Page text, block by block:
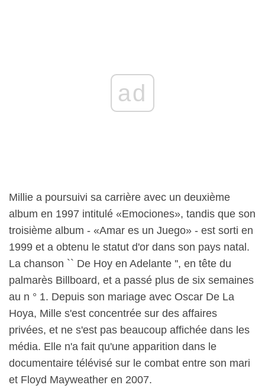
ad
Millie a poursuivi sa carrière avec un deuxième
album en 1997 intitulé «Emociones», tandis que son
troisième album - «Amar es un Juego» - est sorti en
1999 et a obtenu le statut d'or dans son pays natal.
La chanson `` De Hoy en Adelante '', en tête du
palmarès Billboard, et a passé plus de six semaines
au n ° 1. Depuis son mariage avec Oscar De La
Hoya, Mille s'est concentrée sur des affaires
privées, et ne s'est pas beaucoup affichée dans les
média. Elle n'a fait qu'une apparition dans le
documentaire télévisé sur le combat entre son mari
et Floyd Mayweather en 2007.